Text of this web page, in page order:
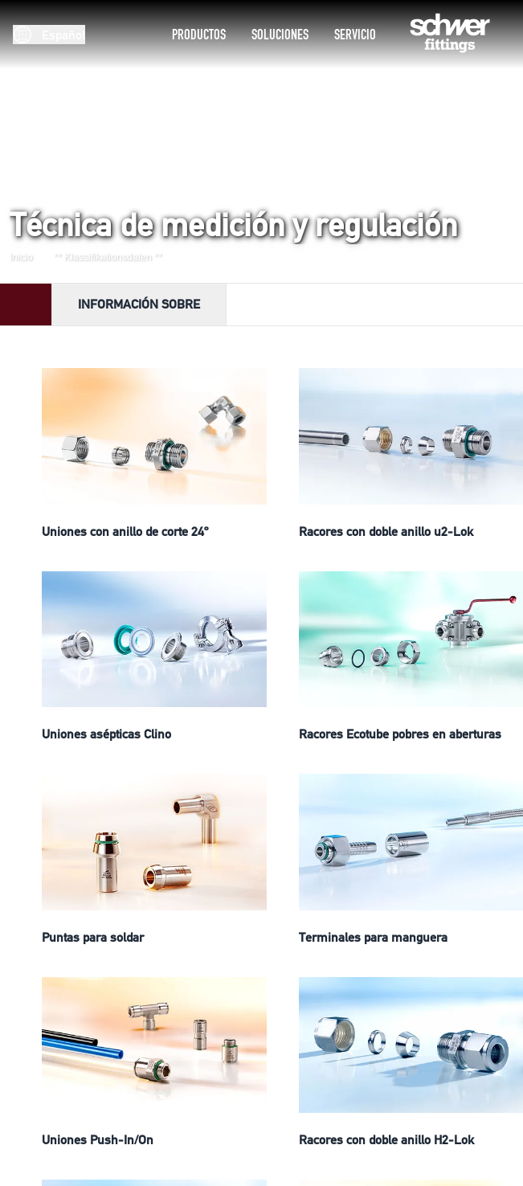
PRODUCTOS SOLUCIONES SERVICIO
Técnica de medición y regulación
Inicio ** Klassifikationsdaten **
INFORMACIÓN SOBRE
Uniones con anillo de corte 24º Racores con doble anillo u2-Lok
Uniones asépticas Clino Racores Ecotube pobres en aberturas
Puntas para soldar Terminales para manguera
Uniones Push-In/On Racores con doble anillo H2-Lok